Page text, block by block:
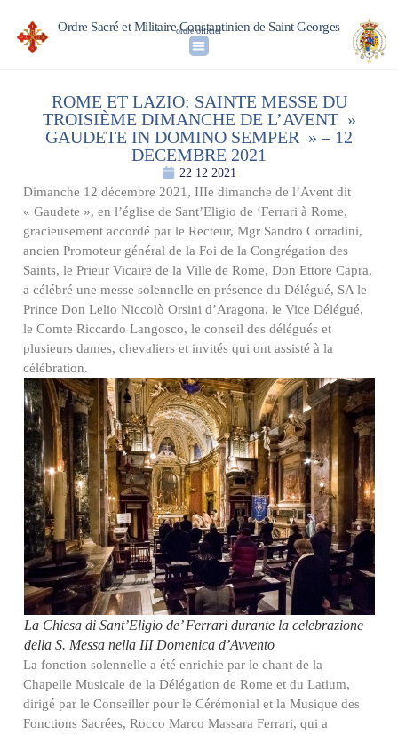
Ordre Sacré et Militaire Constantinien de Saint Georges
ordre officiel
ROME ET LAZIO: SAINTE MESSE DU
TROISIÈME DIMANCHE DE L’AVENT »
GAUDETE IN DOMINO SEMPER » – 12
DECEMBRE 2021
22 12 2021
Dimanche 12 décembre 2021, IIIe dimanche de l’Avent dit
« Gaudete », en l’église de Sant’Eligio de ‘Ferrari à Rome,
gracieusement accordé par le Recteur, Mgr Sandro Corradini,
ancien Promoteur général de la Foi de la Congrégation des
Saints, le Prieur Vicaire de la Ville de Rome, Don Ettore Capra,
a célébré une messe solennelle en présence du Délégué, SA le
Prince Don Lelio Niccolò Orsini d’Aragona, le Vice Délégué,
le Comte Riccardo Langosco, le conseil des délégués et
plusieurs dames, chevaliers et invités qui ont assisté à la
célébration.
La Chiesa di Sant’Eligio de’ Ferrari durante la celebrazione
della S. Messa nella III Domenica d’Avvento
La fonction solennelle a été enrichie par le chant de la
Chapelle Musicale de la Délégation de Rome et du Latium,
dirigé par le Conseiller pour le Cérémonial et la Musique des
Fonctions Sacrées, Rocco Marco Massara Ferrari, qui a